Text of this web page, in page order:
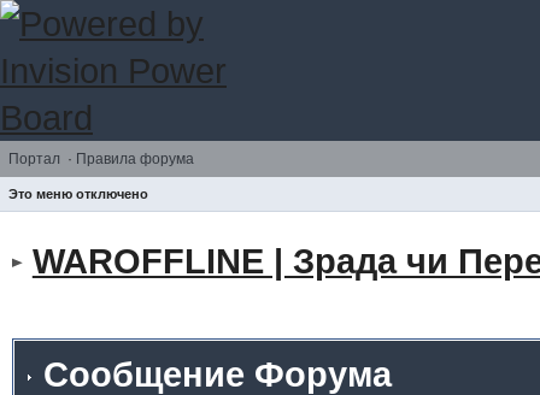
Портал · Правила форума
Это меню отключено
WAROFFLINE | Зрада чи
Сообщение Форума